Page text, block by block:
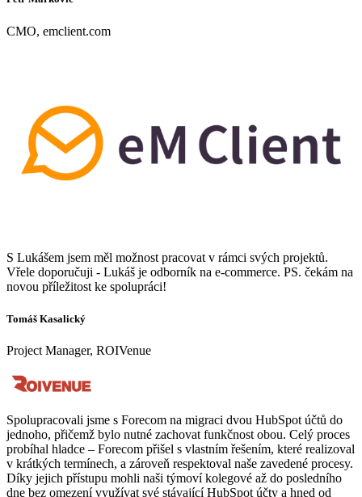
CMO, emclient.com
S Lukášem jsem měl možnost pracovat v rámci svých projektů.
Vřele doporučuji - Lukáš je odborník na e-commerce. PS. čekám na
novou příležitost ke spolupráci!
Tomáš Kasalický
Project Manager, ROIVenue
Spolupracovali jsme s Forecom na migraci dvou HubSpot účtů do
jednoho, přičemž bylo nutné zachovat funkčnost obou. Celý proces
probíhal hladce – Forecom přišel s vlastním řešením, které realizoval
v krátkých termínech, a zároveň respektoval naše zavedené procesy.
Díky jejich přístupu mohli naši týmoví kolegové až do posledního
dne bez omezení využívat své stávající HubSpot účty a hned od